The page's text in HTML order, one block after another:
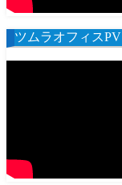
ツムラオフィスPV